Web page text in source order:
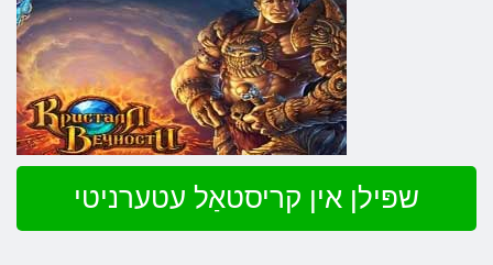
שפּילן אין קריסטאַל עטערניטי